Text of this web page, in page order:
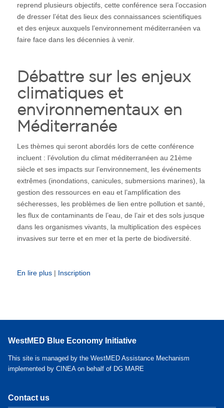
reprend plusieurs objectifs, cette conférence sera l’occasion
de dresser l’état des lieux des connaissances scientifiques
et des enjeux auxquels l’environnement méditerranéen va
faire face dans les décennies à venir.
Débattre sur les enjeux
climatiques et
environnementaux en
Méditerranée
Les thèmes qui seront abordés lors de cette conférence
incluent : l’évolution du climat méditerranéen au 21ème
siècle et ses impacts sur l’environnement, les événements
extrêmes (inondations, canicules, submersions marines), la
gestion des ressources en eau et l’amplification des
sécheresses, les problèmes de lien entre pollution et santé,
les flux de contaminants de l’eau, de l’air et des sols jusque
dans les organismes vivants, la multiplication des espèces
invasives sur terre et en mer et la perte de biodiversité.
En lire plus| Inscription
WestMED Blue Economy Initiative
This site is managed by the WestMED Assistance Mechanism
implemented by CINEA on behalf of DG MARE
Contact us